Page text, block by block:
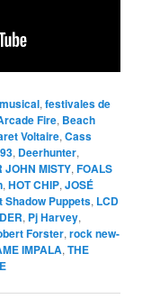
,festivales de
Fire, Beach
Voltaire,Cass
, Deerhunter,
JOHN MISTY,FOALS
,HOT CHIP,JOSÉ
Shadow Puppets, LCD
, Pj Harvey,
Forster,rock new-
IMPALA,THE